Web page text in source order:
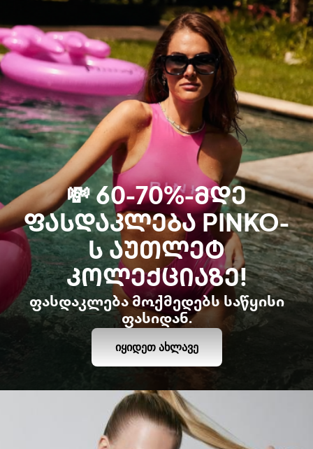
💸 60-70%-ᲛᲓᲔ
ᲤᲐᲡᲓᲐᲙᲚᲔᲑᲐ PINKO-
Ს ᲐᲣᲗᲚᲔᲢ
ᲙᲝᲚᲔᲥᲪᲘᲐᲖᲔ!
ფასდაკლება მოქმედებს საწყისი
ფასიდან.
ᲘᲧᲘᲓᲔᲗ ᲐᲮᲚᲐᲕᲔ